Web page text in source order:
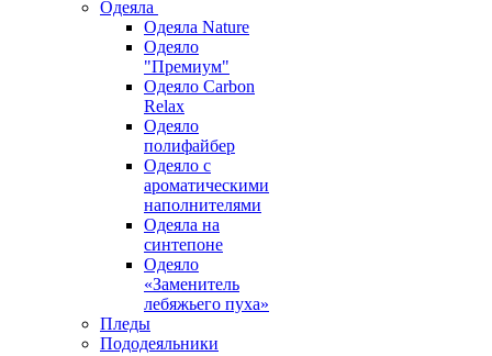
Одеяла
Одеяла Nature
Одеяло
"Премиум"
Одеяло Carbon
Relax
Одеяло
полифайбер
Одеяло с
ароматическими
наполнителями
Одеяла на
синтепоне
Одеяло
«Заменитель
лебяжьего пуха»
Пледы
Пододеяльники